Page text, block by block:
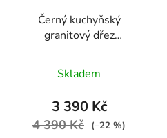
Černý kuchyňský
granitový dřez
hodnocení
produktu
je
Skladem
3 390 Kč
4 390 Kč (–22 %)